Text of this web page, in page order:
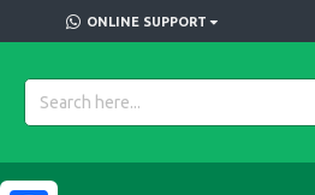
ONLINE SUPPORT